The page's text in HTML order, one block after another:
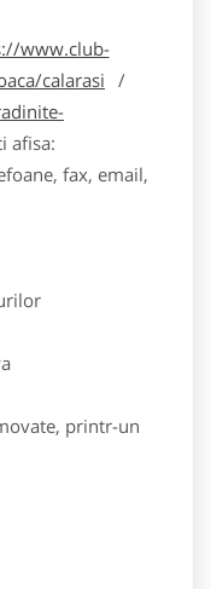
www.club-
calarasi
/
afisa:
fax, email,
printr-un